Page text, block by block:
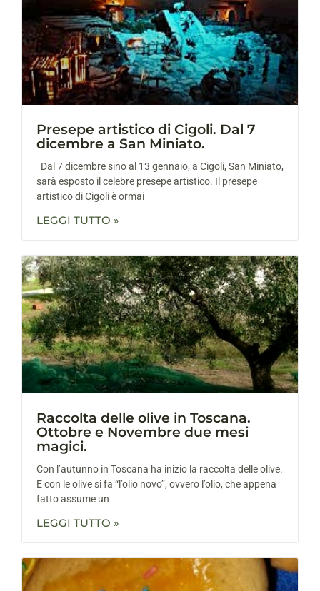
Presepe artistico di Cigoli. Dal 7
dicembre a San Miniato.
Dal 7 dicembre sino al 13 gennaio, a Cigoli, San Miniato,
sarà esposto il celebre presepe artistico. Il presepe
artistico di Cigoli è ormai
LEGGI TUTTO »
Raccolta delle olive in Toscana.
Ottobre e Novembre due mesi
magici.
Con l’autunno in Toscana ha inizio la raccolta delle olive.
E con le olive si fa “l’olio novo”, ovvero l’olio, che appena
fatto assume un
LEGGI TUTTO »